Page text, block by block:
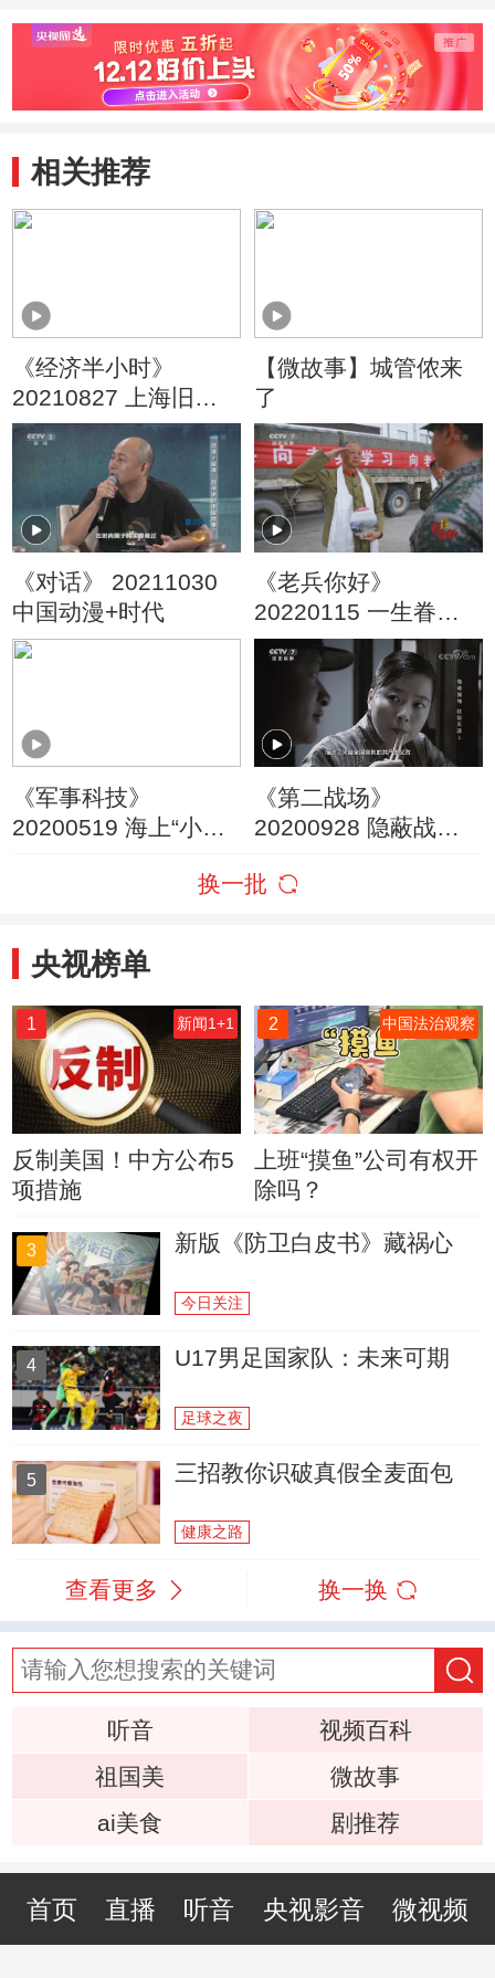
发病例
相关推荐
《经济半小时》
20210827 上海旧
改：惠民生 护文脉
【微故事】城管侬来
了
《对话》 20211030
中国动漫+时代
《老兵你好》
20220115 一生眷恋
的天路——新藏线老
汽车兵智建
《军事科技》
20200519 海上“小平
《第二战场》
20200928 隐蔽战线
换一批
央视榜单
1 新闻1+1
反制美国！中方公布5
项措施
2 中国法治观察
上班“摸鱼”公司有权开
除吗？
3 新版《防卫白皮书》藏祸心
今日关注
4 U17男足国家队：未来可期
足球之夜
5 三招教你识破真假全麦面包
健康之路
查看更多 换一换
听音
视频百科
祖国美
微故事
ai美食
剧推荐
首页 直播 听音 央视影音 微视频